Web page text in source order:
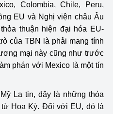
Colombia, Chile, Peru,
EU và Nghị viện châu Âu
thuận hiện đại hóa EU-
của TBN là phải mang tính
mại này cũng như trước
phán với Mexico là một tín
La tin, đây là những thỏa
Hoa Kỳ. Đối với EU, đó là